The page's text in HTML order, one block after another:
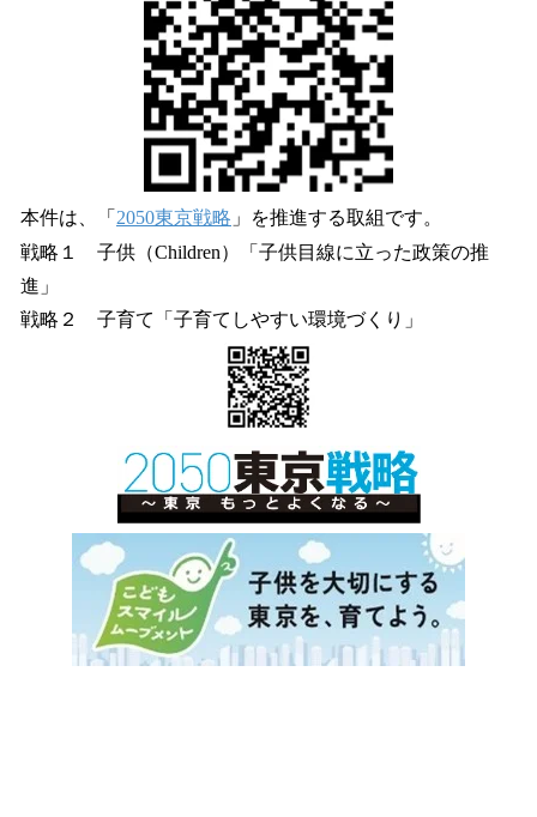
本件は、「 2050東京戦略 」を推進する取組です。
戦略１ 子供（Children）「子供目線に立った政策の推
進」
戦略２ 子育て「子育てしやすい環境づくり」